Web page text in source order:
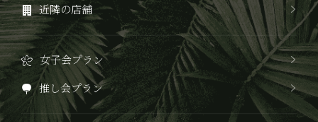
近隣の店舗
女子会プラン
推し会プラン